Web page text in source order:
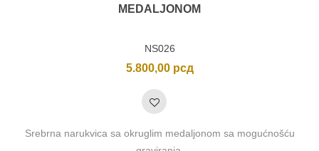
MEDALJONOM
NS026
5.800,00 рсд
Srebrna narukvica sa okruglim medaljonom sa mogućnošću